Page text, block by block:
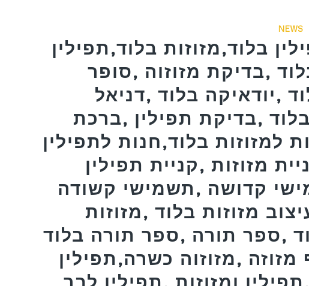
NEWS
בלוד,מזוזות בלוד,תפילין
,בדיקת מזוזוה ,סופר
,יודאיקה בלוד ,דניאל
,בדיקת תפילין ,ברכת
למזוזות בלוד,חנות לתפילין
מזוזות ,קניית תפילין
קדושה ,תשמישי קשודה
מזוזות בלוד ,מזוזות
,ספר תורה ,ספר תורה בלוד
,מזוזוה כשרה,תפילין